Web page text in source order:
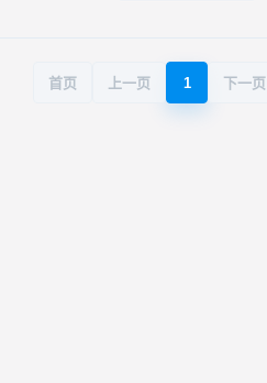
首页 上一页 1 下一页